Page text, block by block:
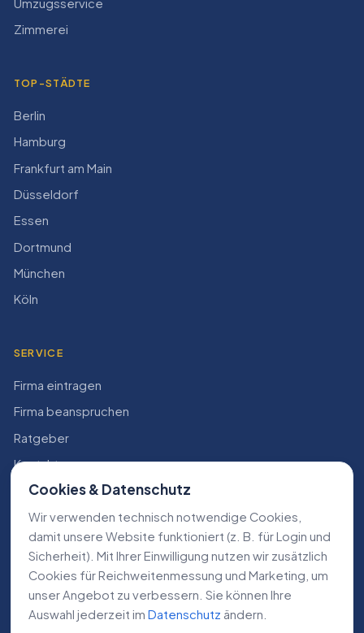
Umzugsservice
Zimmerei
TOP-STÄDTE
Berlin
Hamburg
Frankfurt am Main
Düsseldorf
Essen
Dortmund
München
Köln
SERVICE
Firma eintragen
Firma beanspruchen
Ratgeber
Kontakt
Konto
RECHTLICHES
Impressum
Datenschutz
AGB
Cookies & Datenschutz
Wir verwenden technisch notwendige Cookies,
damit unsere Website funktioniert (z. B. für Login und
Sicherheit). Mit Ihrer Einwilligung nutzen wir zusätzlich
Cookies für Reichweiten­messung und Marketing, um
unser Angebot zu verbessern. Sie können Ihre
Auswahl jederzeit im Datenschutz ändern.